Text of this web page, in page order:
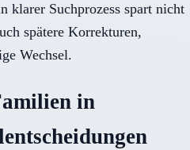
klarer Suchprozess spart nicht
spätere Korrekturen,
Wechsel.
in